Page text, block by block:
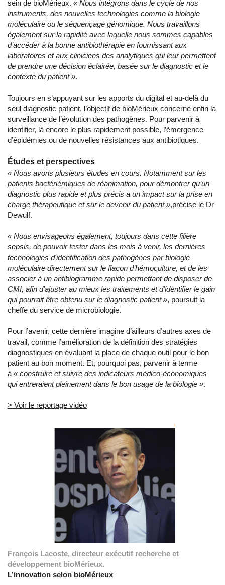
sein de bioMérieux. « Nous intégrons dans le cycle de nos
instruments, des nouvelles technologies comme la biologie
moléculaire ou le séquençage génomique. Nous travaillons
également sur la rapidité avec laquelle nous sommes capables
d’accéder à la bonne antibiothérapie en fournissant aux
laboratoires et aux cliniciens des analytiques qui leur permettent
de prendre une décision éclairée, basée sur le diagnostic et le
contexte du patient ».
Toujours en s’appuyant sur les apports du digital et au-delà du
seul diagnostic patient, l’objectif de bioMérieux concerne enfin la
surveillance de l’évolution des pathogènes. Pour parvenir à
identifier, là encore le plus rapidement possible, l’émergence
d’épidémies ou de nouvelles résistances aux antibiotiques.
Études et perspectives
« Nous avons plusieurs études en cours. Notamment sur les
patients bactériémiques de réanimation, pour démontrer qu’un
diagnostic plus rapide et plus précis a un impact sur la prise en
charge thérapeutique et sur le devenir du patient »,précise le Dr
Dewulf.
« Nous envisageons également, toujours dans cette filière
sepsis, de pouvoir tester dans les mois à venir, les dernières
technologies d'identification des pathogènes par biologie
moléculaire directement sur le flacon d’hémoculture, et de les
associer à un antibiogramme rapide permettant de disposer de
CMI, afin d’ajuster au mieux les traitements et d’identifier le gain
qui pourrait être obtenu sur le diagnostic patient », poursuit la
cheffe du service de microbiologie.
Pour l’avenir, cette dernière imagine d’ailleurs d’autres axes de
travail, comme l’amélioration de la définition des stratégies
diagnostiques en évaluant la place de chaque outil pour le bon
patient au bon moment. Et, pourquoi pas, parvenir à terme
à « construire et suivre des indicateurs médico-économiques
qui entreraient pleinement dans le bon usage de la biologie ».
> Voir le reportage vidéo
François Lacoste, directeur exécutif recherche et
développement bioMérieux.
L’innovation selon bioMérieux